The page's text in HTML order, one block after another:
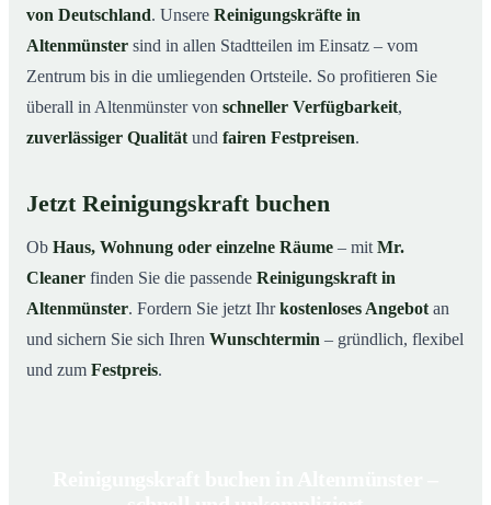
von Deutschland. Unsere Reinigungskräfte in
Altenmünster sind in allen Stadtteilen im Einsatz – vom
Zentrum bis in die umliegenden Ortsteile. So profitieren Sie
überall in Altenmünster von schneller Verfügbarkeit,
zuverlässiger Qualität und fairen Festpreisen.
Jetzt Reinigungskraft buchen
Ob Haus, Wohnung oder einzelne Räume – mit Mr.
Cleaner finden Sie die passende Reinigungskraft in
Altenmünster. Fordern Sie jetzt Ihrkostenloses Angebot an
und sichern Sie sich Ihren Wunschtermin – gründlich, flexibel
und zum Festpreis.